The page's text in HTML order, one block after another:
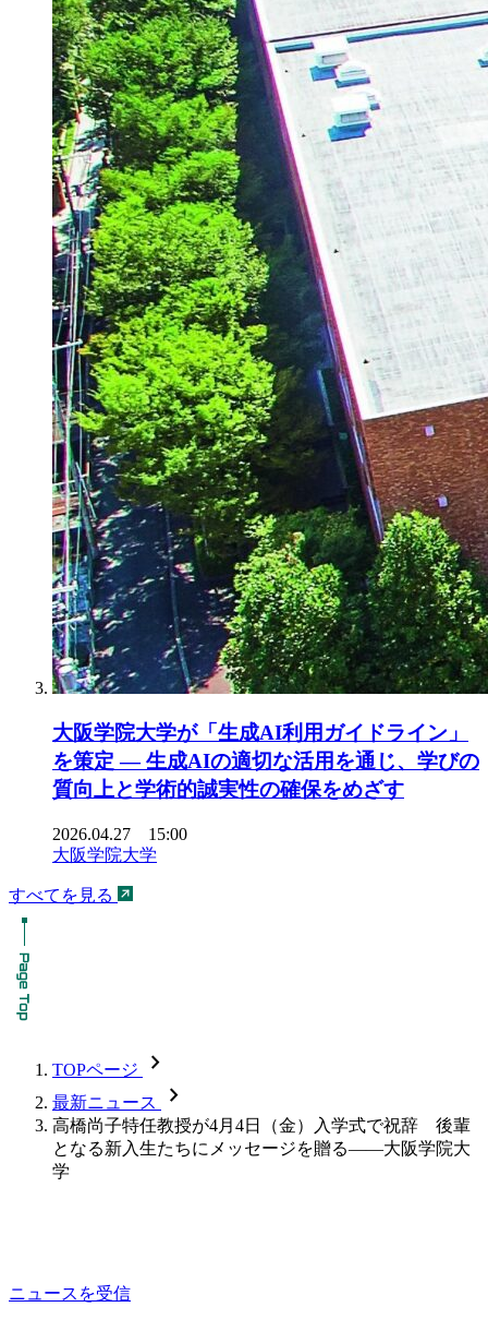
大阪学院大学が「生成AI利用ガイドライン」
を策定 ― 生成AIの適切な活用を通じ、学びの
質向上と学術的誠実性の確保をめざす
2026.04.27 15:00
大阪学院大学
すべてを見る
TOPページ chevron_forward
最新ニュース chevron_forward
高橋尚子特任教授が4月4日（金）入学式で祝辞 後輩
となる新入生たちにメッセージを贈る――大阪学院大
学
ニュースを受信